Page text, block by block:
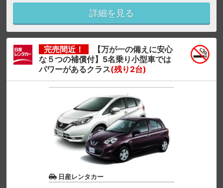
詳細を見る
完売間近！
【万が一の備えに安心
な５つの補償付】5名乗り小型車では
パワーがあるクラス(残り2台)
日産レンタカー